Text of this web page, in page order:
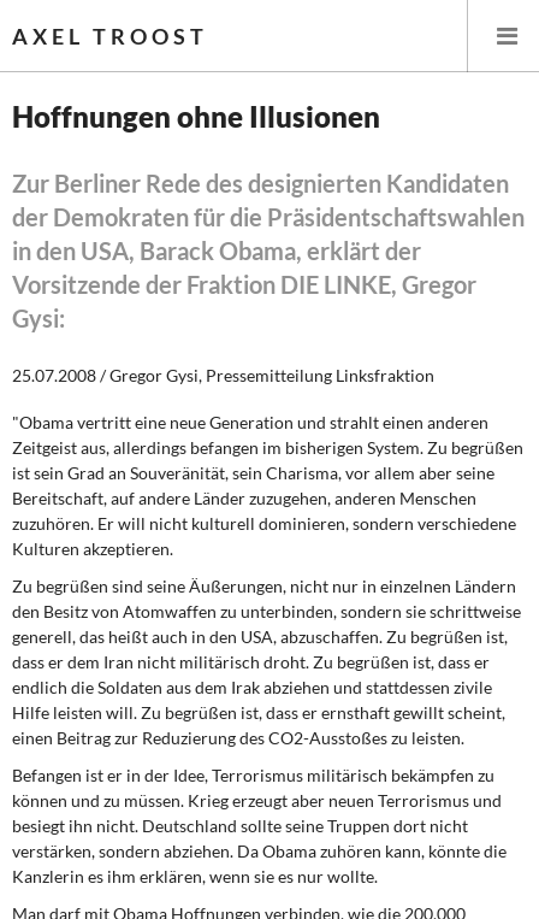
AXEL TROOST
Themen
Leitlinien linker Wirtschafts- und Finanzpolitik
Wirtschaftspolitik
Steuer- und Finanzpolitik
Öffentliche Infrastruktur und Daseinsvorsorge
Eurokrise und Griechenland
DIE LINKE
Weitere Themen
Memo-Gruppe
Institut Solidarische Moderne
Rosa-Luxemburg-Stiftung
Über mich
Kontakt
Hoffnungen ohne Illusionen
Zur Berliner Rede des designierten Kandidaten
der Demokraten für die Präsidentschaftswahlen
in den USA, Barack Obama, erklärt der
Vorsitzende der Fraktion DIE LINKE, Gregor
Gysi:
25.07.2008 / Gregor Gysi, Pressemitteilung Linksfraktion
"Obama vertritt eine neue Generation und strahlt einen anderen
Zeitgeist aus, allerdings befangen im bisherigen System. Zu begrüßen
ist sein Grad an Souveränität, sein Charisma, vor allem aber seine
Bereitschaft, auf andere Länder zuzugehen, anderen Menschen
zuzuhören. Er will nicht kulturell dominieren, sondern verschiedene
Kulturen akzeptieren.
Zu begrüßen sind seine Äußerungen, nicht nur in einzelnen Ländern
den Besitz von Atomwaffen zu unterbinden, sondern sie schrittweise
generell, das heißt auch in den USA, abzuschaffen. Zu begrüßen ist,
dass er dem Iran nicht militärisch droht. Zu begrüßen ist, dass er
endlich die Soldaten aus dem Irak abziehen und stattdessen zivile
Hilfe leisten will. Zu begrüßen ist, dass er ernsthaft gewillt scheint,
einen Beitrag zur Reduzierung des CO2-Ausstoßes zu leisten.
Befangen ist er in der Idee, Terrorismus militärisch bekämpfen zu
können und zu müssen. Krieg erzeugt aber neuen Terrorismus und
besiegt ihn nicht. Deutschland sollte seine Truppen dort nicht
verstärken, sondern abziehen. Da Obama zuhören kann, könnte die
Kanzlerin es ihm erklären, wenn sie es nur wollte.
Man darf mit Obama Hoffnungen verbinden, wie die 200.000